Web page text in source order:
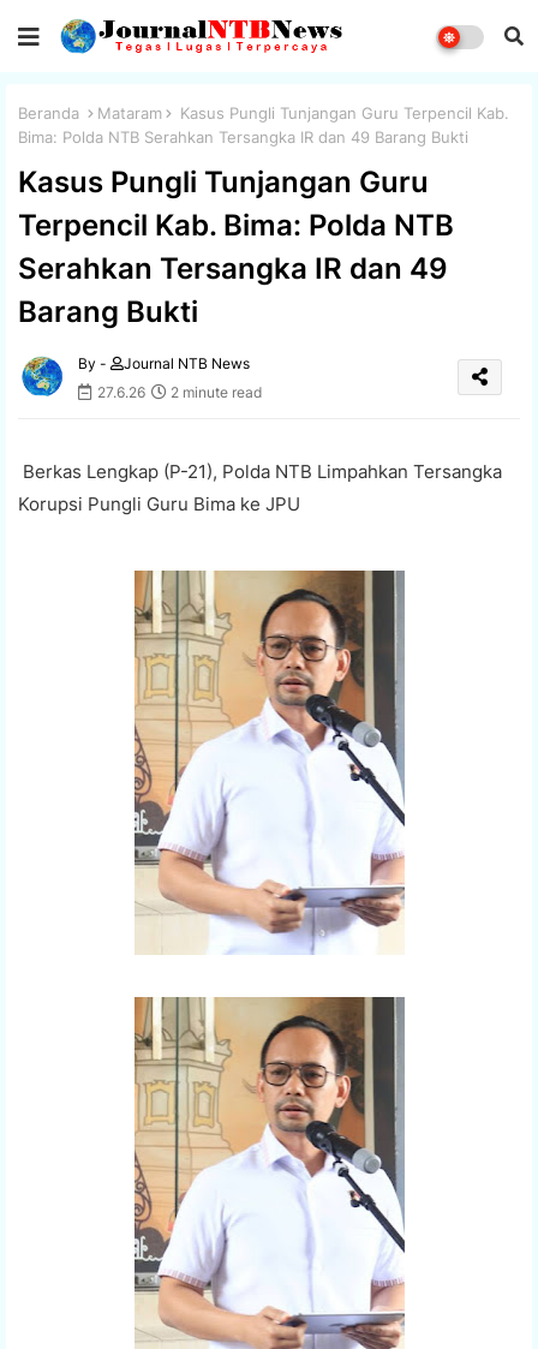
Beranda Mataram
Kasus Pungli Tunjangan Guru Terpencil Kab.
Bima: Polda NTB Serahkan Tersangka IR dan 49 Barang Bukti
Kasus Pungli Tunjangan Guru
Terpencil Kab. Bima: Polda NTB
Serahkan Tersangka IR dan 49
Barang Bukti
By -
Journal NTB News
27.6.26
2 minute read
Berkas Lengkap (P-21), Polda NTB Limpahkan Tersangka
Korupsi Pungli Guru Bima ke JPU